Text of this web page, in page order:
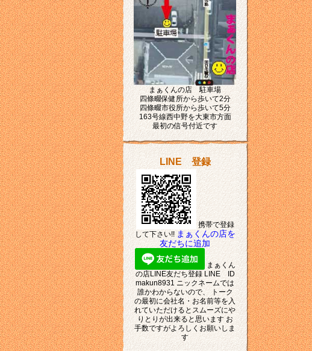
まぁくんの店 駐車場
四條畷保健所から歩いて2分
四條畷市役所から歩いて5分
163号線西中野を大東市方面
最初の信号付近です
LINE 登録
携帯で登録
して下さい!!まぁくんの店を
友だちに追加
まぁくん
の店LINE友だち登録 LINE ID
makun8931 ニックネームでは
誰かわからないので、 トーク
の最初に会社名・お名前等を入
れていただけるとスムーズにや
りとりが出来ると思います お
手数ですがよろしくお願いしま
す